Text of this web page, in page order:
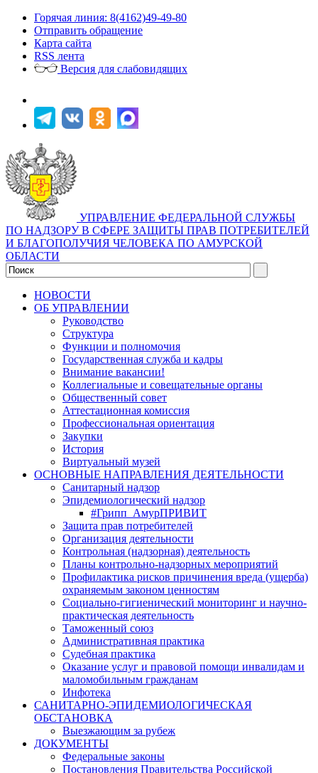
Горячая линия: 8(4162)49-49-80
Отправить обращение
Карта сайта
RSS лента
Версия для слабовидящих
УПРАВЛЕНИЕ ФЕДЕРАЛЬНОЙ СЛУЖБЫ
ПО НАДЗОРУ В СФЕРЕ ЗАЩИТЫ ПРАВ ПОТРЕБИТЕЛЕЙ
И БЛАГОПОЛУЧИЯ ЧЕЛОВЕКА ПО АМУРСКОЙ
ОБЛАСТИ
НОВОСТИ
ОБ УПРАВЛЕНИИ
Руководство
Структура
Функции и полномочия
Государственная служба и кадры
Внимание вакансии!
Коллегиальные и совещательные органы
Общественный совет
Аттестационная комиссия
Профессиональная ориентация
Закупки
История
Виртуальный музей
ОСНОВНЫЕ НАПРАВЛЕНИЯ ДЕЯТЕЛЬНОСТИ
Санитарный надзор
Эпидемиологический надзор
#Грипп_АмурПРИВИТ
Защита прав потребителей
Организация деятельности
Контрольная (надзорная) деятельность
Планы контрольно-надзорных мероприятий
Профилактика рисков причинения вреда (ущерба)
охраняемым законом ценностям
Социально-гигиенический мониторинг и научно-
практическая деятельность
Таможенный союз
Административная практика
Судебная практика
Оказание услуг и правовой помощи инвалидам и
маломобильным гражданам
Инфотека
САНИТАРНО-ЭПИДЕМИОЛОГИЧЕСКАЯ
ОБСТАНОВКА
Выезжающим за рубеж
ДОКУМЕНТЫ
Федеральные законы
Постановления Правительства Российской